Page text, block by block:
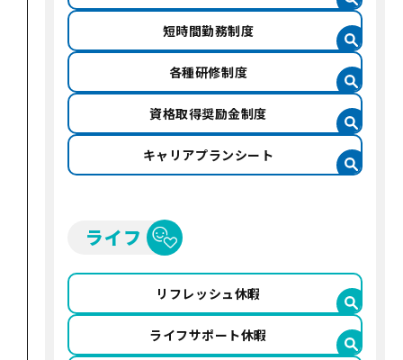
短時間勤務制度
各種研修制度
資格取得奨励金制度
キャリアプランシート
ライフ
リフレッシュ休暇
ライフサポート休暇